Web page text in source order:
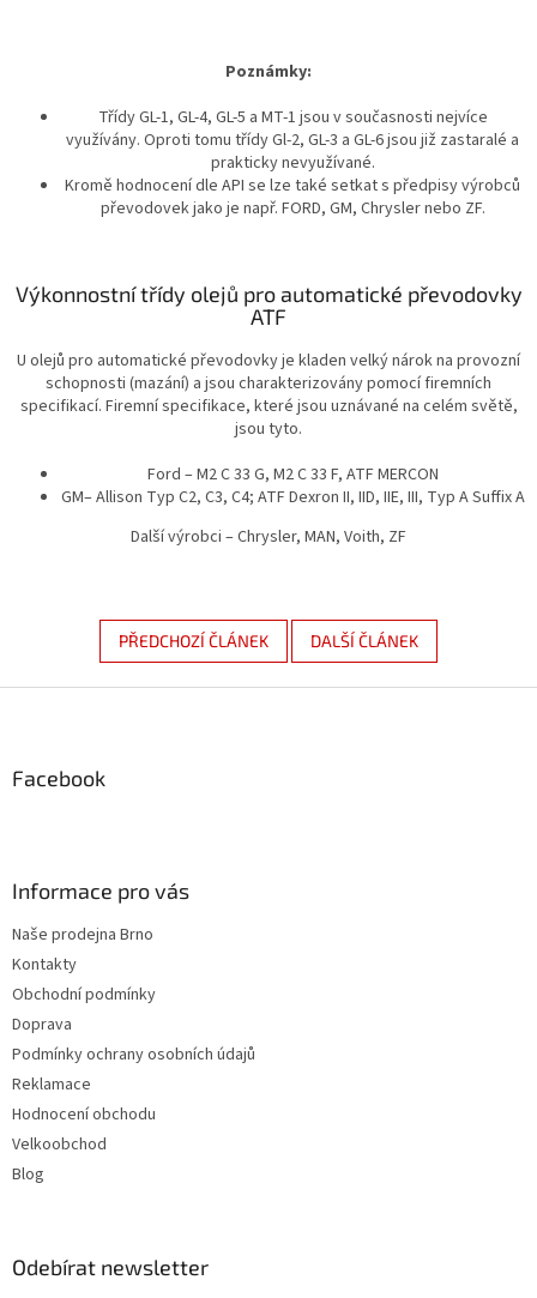
Poznámky:
Třídy GL-1, GL-4, GL-5 a MT-1 jsou v současnosti nejvíce
využívány. Oproti tomu třídy Gl-2, GL-3 a GL-6 jsou již zastaralé a
prakticky nevyužívané.
Kromě hodnocení dle API se lze také setkat s předpisy výrobců
převodovek jako je např. FORD, GM, Chrysler nebo ZF.
Výkonnostní třídy olejů pro automatické převodovky
ATF
U olejů pro automatické převodovky je kladen velký nárok na provozní
schopnosti (mazání) a jsou charakterizovány pomocí firemních
specifikací. Firemní specifikace, které jsou uznávané na celém světě,
jsou tyto.
Ford – M2 C 33 G, M2 C 33 F, ATF MERCON
GM– Allison Typ C2, C3, C4; ATF Dexron II, IID, IIE, III, Typ A Suffix A
Další výrobci – Chrysler, MAN, Voith, ZF
PŘEDCHOZÍ ČLÁNEK DALŠÍ ČLÁNEK
Facebook
Informace pro vás
Naše prodejna Brno
Kontakty
Obchodní podmínky
Doprava
Podmínky ochrany osobních údajů
Reklamace
Hodnocení obchodu
Velkoobchod
Blog
Odebírat newsletter